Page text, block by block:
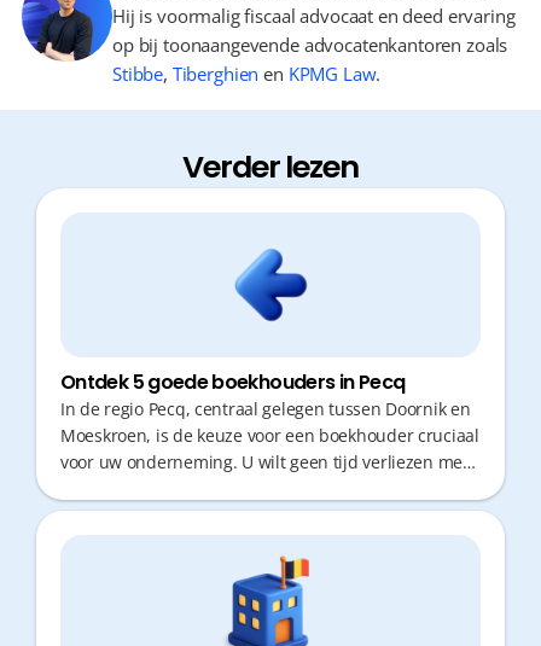
Hij is voormalig fiscaal advocaat en deed ervaring
op bij toonaangevende advocatenkantoren zoals
Stibbe, Tiberghien en KPMG Law.
Verder lezen
Ontdek 5 goede boekhouders in Pecq
In de regio Pecq, centraal gelegen tussen Doornik en
Moeskroen, is de keuze voor een boekhouder cruciaal
voor uw onderneming. U wilt geen tijd verliezen met
advies. Een partner die proactief meedenkt en vlot
bereikbaar is, maakt het verschil tussen stilstand en